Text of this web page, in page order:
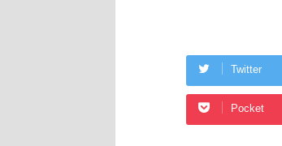
Twitter
Pocket